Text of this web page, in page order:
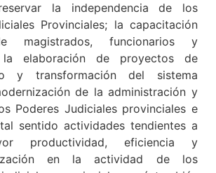
la independencia de los
Provinciales; la capacitación
magistrados, funcionarios y
la elaboración de proyectos de
y transformación del sistema
de la administración y
Poderes Judiciales provinciales e
sentido actividades tendientes a
productividad, eficiencia y
en la actividad de los